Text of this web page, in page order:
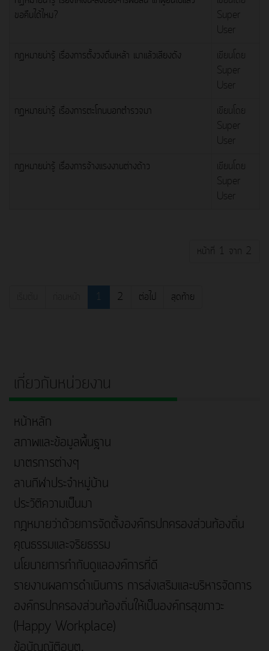
ขอคืนได้ไหม?
Super
User
กฏหมายน่ารู้ เรื่องการตั้งวงดื่มเหล้า เมาแล้วเสียงดัง
เขียนโดย
Super
User
กฏหมายน่ารู้ เรื่องการตะโกนบอกตำรวจมา
เขียนโดย
Super
User
กฏหมายน่ารู้ เรื่องการจ้างแรงงานต่างด้าว
เขียนโดย
Super
User
หน้าที่ 1 จาก 2
1 2 ต่อไป สุดท้าย
เกี่ยวกับหน่วยงาน
หน้าหลัก
สภาพและข้อมูลพื้นฐาน
มาตรการต่างๆ
ลานกีฬาประจำหมู่บ้าน
ประวัติความเป็นมา
กฎหมายว่าด้วยการจัดตั้งองค์กรปกครองส่วนท้องถิ่น
คุณธรรมและจริยธรรม
นโยบายการกำกับดูแลองค์การที่ดี
รายงานผลการดำเนินการ การส่งเสริมและบริหารจัดการ
องค์กรปกครองส่วนท้องถิ่นให้เป็นองค์กรสุขภาวะ
(Happy Workplace)